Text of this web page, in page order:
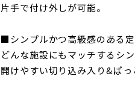
片手で付け外しが可能。
■シンプルかつ高級感のある
どんな施設にもマッチするシ
開けやすい切り込み入り&ぱっ